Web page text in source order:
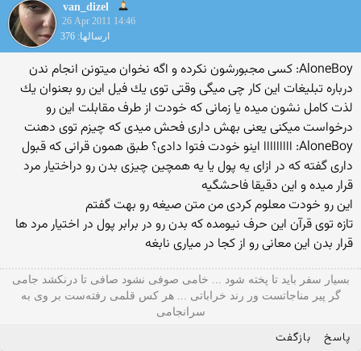
van_dizel
26 Apr 2011 14:46
ارسالها: 376
AloneBoy: كسی مجبورشون نكرده و اگه نخوان میتونن انجام ندن
درباره تبلیغات این كار چی میگی وقتی توی یك فیل این رو بعنوان یك
لذت كامل نشون میده یا زمانی كه خودت از طرف مقابلت این رو
درخواست میكنی یعنی بهش داری فحش میدی كه چیزم توی دهنت
AloneBoy: ااااااااا اینو خودت فتوا دادی؟ طبق همون قرانی كه قبول
داری گفته كه در ازای یه پول یا یه همچین چیزی بدن رو دراختیار مرد
قرار میده و این دقیقا فاحشگیه
این رو خودت معلوم كردی من متن صیغه رو بهت گفتم
تازه توی قرآن این حرف نیومده كه بدن رو در برابر پول در اختیار مرد ها
قرار بدن این معانی رو از كجا در میاری نابغه
بسیار سفر باید تا پخته شود ... خامی صوفی نشود صافی تا درنکشد جامی
گر پیر مناجاتست ور رند خراباتی ... هر کس قلمی رفته‌ست بر وی به
سرانجامی
پاسخ بازگفت